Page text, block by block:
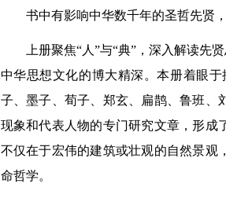
书中有影响中华数千年的圣哲先
上册聚焦“人”与“典”，深入解读
中华思想文化的博大精深。本册着眼
子、墨子、荀子、郑玄、扁鹊、鲁班、
现象和代表人物的专门研究文章，形成
不仅在于宏伟的建筑或壮观的自然景
命哲学。